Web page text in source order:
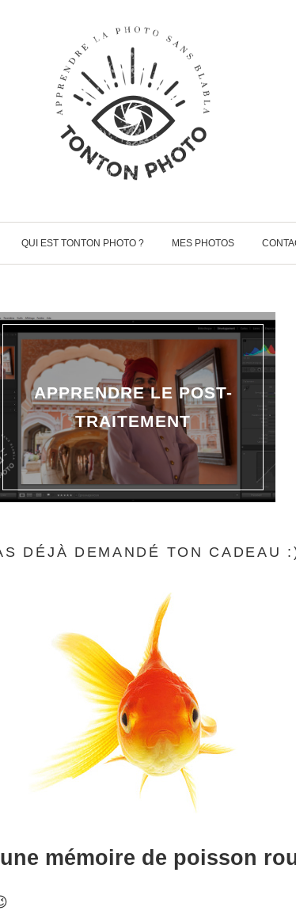
QUI EST TONTON PHOTO ? MES PHOTOS
APPRENDRE LE POST-
TRAITEMENT
DÉJÀ DEMANDÉ TON CADEAU
mémoire de poisson